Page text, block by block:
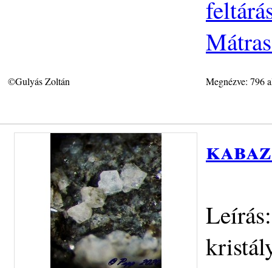
©Gulyás Zoltán Megnézve: 796